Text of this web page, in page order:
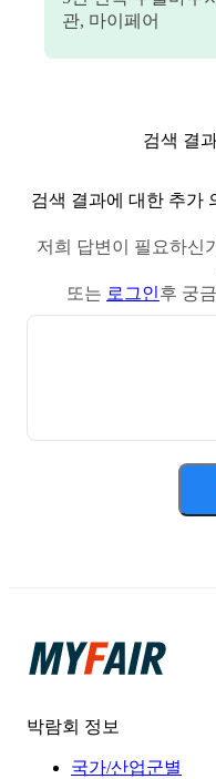
관, 마이페어
검색 결
검색 결과에 대한 추가
저희 답변이 필요하신
또는 로그인후 궁
박람회 정보
국가/산업군별